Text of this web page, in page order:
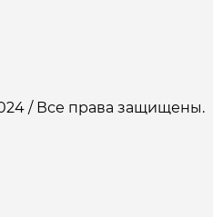
/ Все права защищены.